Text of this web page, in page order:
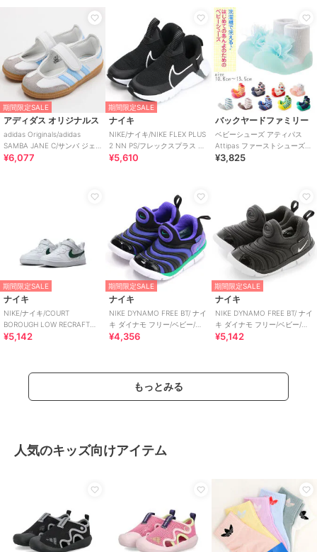
期間限定SALE
アディダス オリジナルス
adidas Originals/adidas
SAMBA JANE C/サンバ ジェ
ーン C
¥6,077
期間限定SALE
ナイキ
NIKE/ナイキ/NIKE FLEX PLUS
2 NN PS/フレックスプラス 2
PS
¥5,610
バックヤードファミリー
ベビーシューズ アティパス
Attipas ファーストシューズ
トレーニングシューズ コサー
¥3,825
期間限定SALE
ナイキ
NIKE/ナイキ/COURT
BOROUGH LOW RECRAFT
BPV
¥5,142
期間限定SALE
ナイキ
NIKE DYNAMO FREE BT/ ナイ
キ ダイナモ フリー/ベビー/ス
リッポン
¥4,356
期間限定SALE
ナイキ
NIKE DYNAMO FREE BT/ ナイ
キ ダイナモ フリー/ベビー/ス
リッポン
¥5,142
もっとみる
人気のキッズ向けアイテム